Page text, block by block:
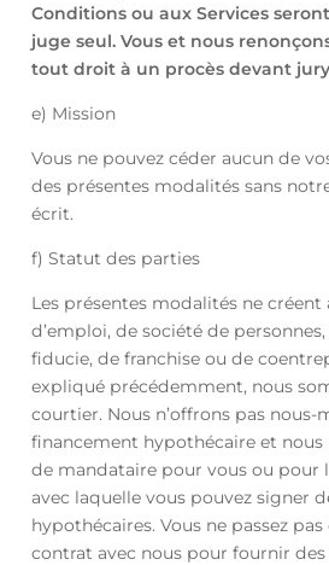
Conditions ou aux Services
juge seul. Vous et nous
tout droit à un procès devant
e) Mission
Vous ne pouvez céder aucun de
des présentes modalités sans
écrit.
f) Statut des parties
Les présentes modalités ne
d’emploi, de société de
fiducie, de franchise ou de
expliqué précédemment, nous
courtier. Nous n’offrons pas nous-
financement hypothécaire et nous
de mandataire pour vous ou pour
avec laquelle vous pouvez signer
hypothécaires. Vous ne passez
contrat avec nous pour fournir